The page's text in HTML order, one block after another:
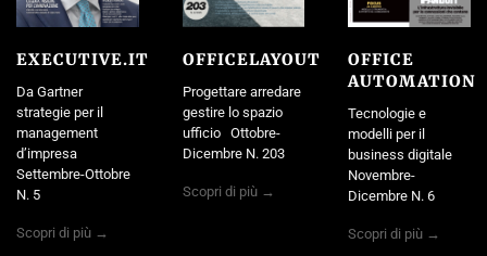
EXECUTIVE.IT
Da Gartner
strategie per il
management
d’impresa
Settembre-Ottobre
N. 5
Scopri di più →
OFFICELAYOUT
Progettare arredare
gestire lo spazio
ufficio Ottobre-
Dicembre N. 203
Scopri di più →
OFFICE
AUTOMATION
Tecnologie e
modelli per il
business digitale
Novembre-
Dicembre N. 6
Scopri di più →